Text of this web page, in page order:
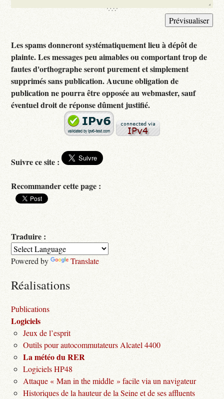
Les spams donneront systématiquement lieu à dépôt de
plainte. Les messages peu aimables ou comportant trop de
fautes d'orthographe seront purement et simplement
supprimés sans publication. Aucune obligation de
publication ne pourra être opposée au webmaster, sauf
éventuel droit de réponse dûment justifié.
Suivre ce site :
Recommander cette page :
Traduire :
Powered by Translate
Réalisations
Publications
Logiciels
Jeux de l’esprit
Outils pour autocommutateurs Alcatel 4400
La météo du RER
Logiciels HP48
Attaque « Man in the middle » facile via un navigateur
Historiques de la hauteur de la Seine et de ses affluents